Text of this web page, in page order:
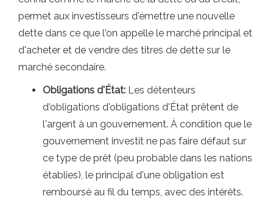
permet aux investisseurs d'émettre une nouvelle
dette dans ce que l'on appelle le marché principal et
d'acheter et de vendre des titres de dette sur le
marché secondaire.
Obligations d'État: Les détenteurs
d'obligations d'obligations d'État prêtent de
l'argent à un gouvernement. À condition que le
gouvernement investit ne pas faire défaut sur
ce type de prêt (peu probable dans les nations
établies), le principal d'une obligation est
remboursé au fil du temps, avec des intérêts.